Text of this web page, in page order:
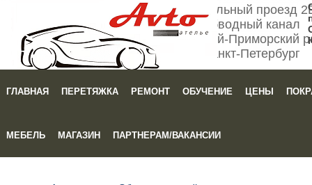
Мебельный проезд
Обводный канал
Кировский-Приморский
Санкт-Петербург
ГЛАВНАЯ ПЕРЕТЯЖКА РЕМОНТ ОБУЧЕНИЕ ЦЕНЫ
МЕБЕЛЬ МАГАЗИН ПАРТНЕРАМ/ВАКАНСИИ